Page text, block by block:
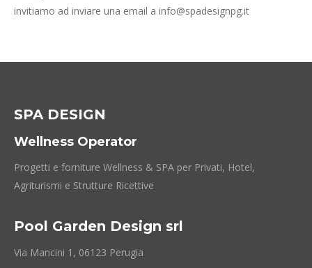
invitiamo ad inviare una email a info@spadesignpg.it
SPA DESIGN
Wellness Operator
Progetti e forniture Wellness & SPA per Privati, Hotel,
Agriturismi e Strutture Ricettive
Pool Garden Design srl
Via Mancini 1, 06123 Perugia